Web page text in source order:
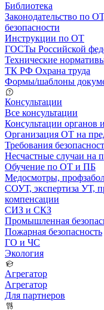
Библиотека
Законодательство по
безопасности
Инструкции по ОТ
ГОСТы Российской
Технические
ТК РФ Охрана труда
Формы/шаблоны
Консультации
Все консультации
Консультации органов
Организация ОТ на
Требования
Несчастные случаи на
Обучение по ОТ и ПБ
Медосмотры,
СОУТ, экспертиза УТ,
компенсации
СИЗ и СКЗ
Промышленная
Пожарная безопасность
ГО и ЧС
Экология
Агрегатор
Агрегатор
Для партнеров